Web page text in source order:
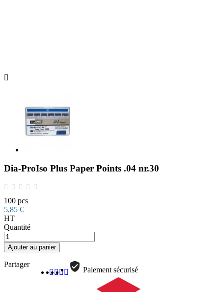

Dia-ProIso Plus Paper Points .04 nr.30
100 pcs
5,85 €
HT
Quantité
Ajouter au panier
Partager
Paiement sécurisé